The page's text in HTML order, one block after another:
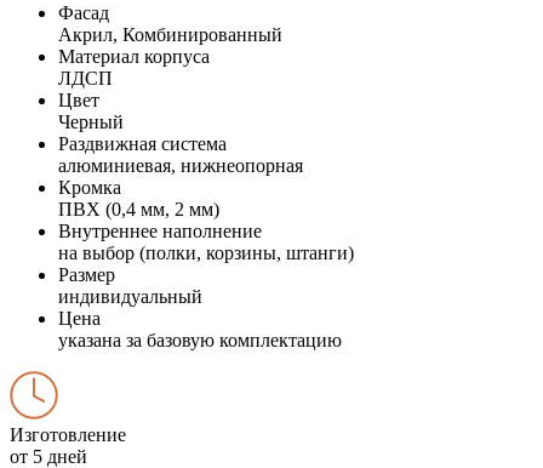
Фасад
Акрил, Комбинированный
Материал корпуса
ЛДСП
Цвет
Черный
Раздвижная система
алюминиевая, нижнеопорная
Кромка
ПВХ (0,4 мм, 2 мм)
Внутреннее наполнение
на выбор (полки, корзины, штанги)
Размер
индивидуальный
Цена
указана за базовую комплектацию
Изготовление
от 5 дней